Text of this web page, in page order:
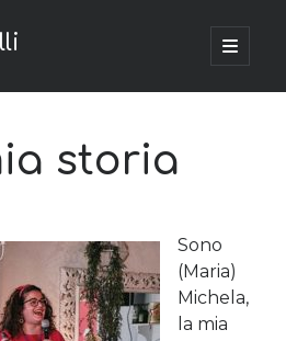
apri
menu
storia
Sono
(Maria)
Michela,
la mia